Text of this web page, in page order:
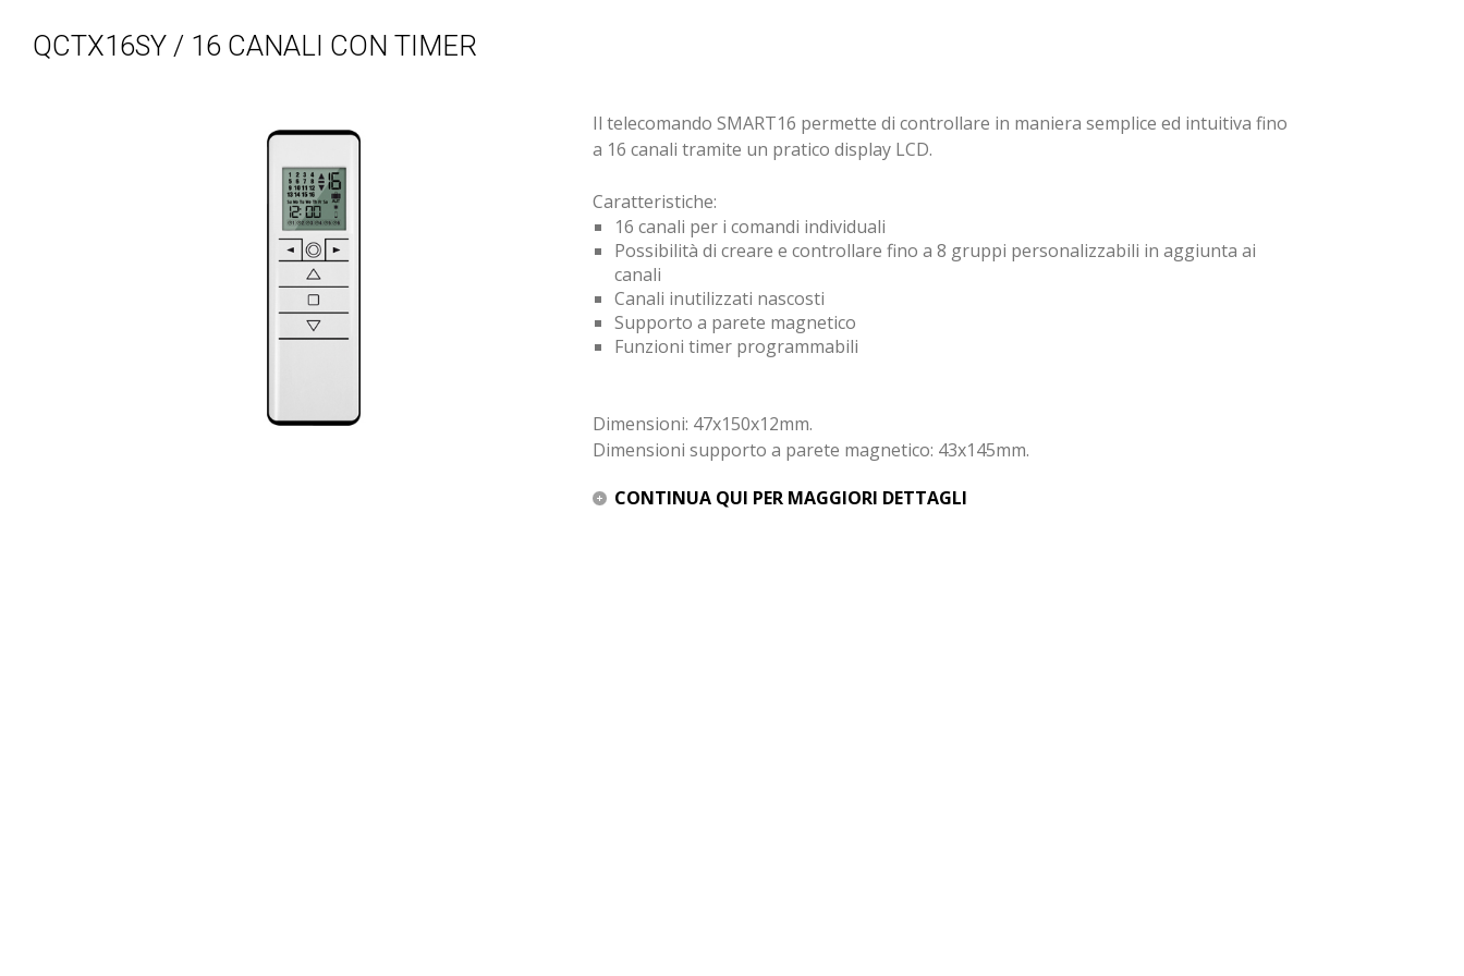
QCTX16SY / 16 CANALI CON TIMER
Il telecomando SMART16 permette di controllare in maniera semplice ed intuitiva fino
a 16 canali tramite un pratico display LCD.
Caratteristiche:
16 canali per i comandi individuali
Possibilità di creare e controllare fino a 8 gruppi personalizzabili in aggiunta ai
canali
Canali inutilizzati nascosti
Supporto a parete magnetico
Funzioni timer programmabili
Dimensioni: 47x150x12mm.
Dimensioni supporto a parete magnetico: 43x145mm.
CONTINUA QUI PER MAGGIORI DETTAGLI